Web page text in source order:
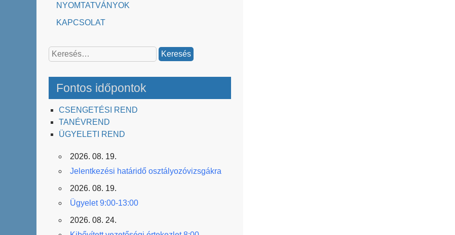
NYOMTATVÁNYOK
KAPCSOLAT
Keresés:
Fontos időpontok
CSENGETÉSI REND
TANÉVREND
ÜGYELETI REND
2026. 08. 19.
Jelentkezési határidő osztályozóvizsgákra
2026. 08. 19.
Ügyelet 9:00-13:00
2026. 08. 24.